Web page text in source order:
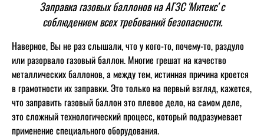
Заправка газовых баллонов на АГЗС 'Митекс' с
соблюдением всех требований безопасности.
Наверное, Вы не раз слышали, что у кого-то, почему-то, раздуло
или разорвало газовый баллон. Многие грешат на качество
металлических баллонов, а между тем, истинная причина кроется
в грамотности их заправки. Это только на первый взгляд, кажется,
что заправить газовый баллон это плевое дело, на самом деле,
это сложный технологический процесс, который подразумевает
применение специального оборудования.